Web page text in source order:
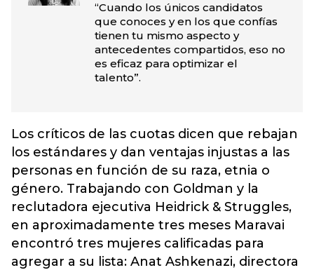
“Cuando los únicos candidatos
que conoces y en los que confías
tienen tu mismo aspecto y
antecedentes compartidos, eso no
es eficaz para optimizar el
talento”.
Los críticos de las cuotas dicen que rebajan
los estándares y dan ventajas injustas a las
personas en función de su raza, etnia o
género. Trabajando con Goldman y la
reclutadora ejecutiva Heidrick & Struggles,
en aproximadamente tres meses Maravai
encontró tres mujeres calificadas para
agregar a su lista: Anat Ashkenazi, directora